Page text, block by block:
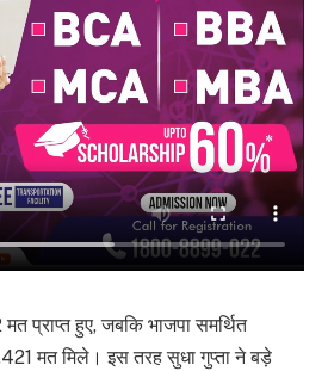
प्राप्त हुए, जबकि भाजपा समर्थित
मत मिले। इस तरह सुधा गुप्ता ने बड़े